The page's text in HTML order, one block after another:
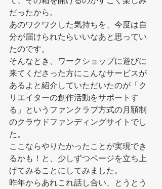
だったから。
あのワクワクした気持ちを、今度は自
分が届けられたらいいなあと思ってい
たのです。
そんなとき、ワークショップに遊びに
来てくださった方にこんなサービスが
あるよと紹介していただいたのが「ク
リエイターの創作活動をサポートす
る」というファンクラブ方式の月額制
のクラウドファンディングサイトでし
た。
ここならやりたかったことが実現でき
るかも！と、少しずつページを立ち上
げてみることにしてみました。
昨年からあれこれ話し合い、とうとう